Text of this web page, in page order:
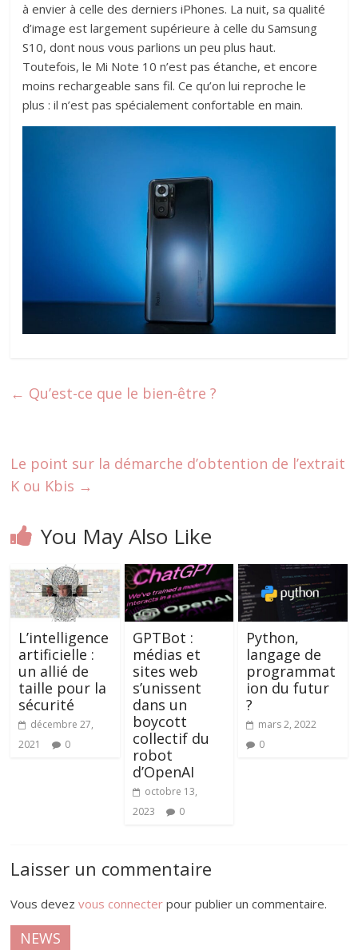
à envier à celle des derniers iPhones. La nuit, sa qualité
d’image est largement supérieure à celle du Samsung
S10, dont nous vous parlions un peu plus haut.
Toutefois, le Mi Note 10 n’est pas étanche, et encore
moins rechargeable sans fil. Ce qu’on lui reproche le
plus : il n’est pas spécialement confortable en main.
← Qu’est-ce que le bien-être ?
Le point sur la démarche d’obtention de l’extrait
K ou Kbis →
You May Also Like
L’intelligence
artificielle :
un allié de
taille pour la
sécurité
décembre 27,
2021
0
GPTBot :
médias et
sites web
s’unissent
dans un
boycott
collectif du
robot
d’OpenAI
octobre 13,
2023
0
Python,
langage de
programmat
ion du futur
?
mars 2, 2022
0
Laisser un commentaire
Vous devezvous connecter pour publier un commentaire.
NEWS